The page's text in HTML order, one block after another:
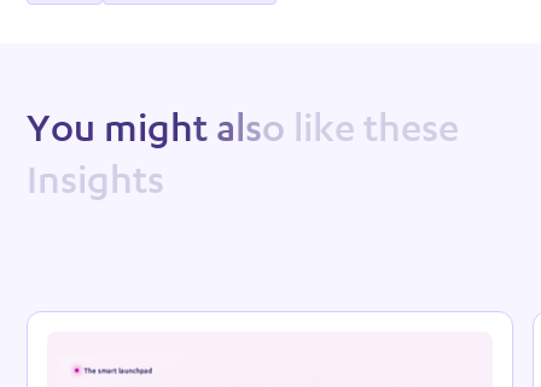
You might also like these
Insights